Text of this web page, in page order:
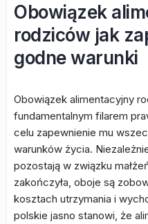
Obowiązek
rodziców jak
godne warunki
Obowiązek alimentacyjny
fundamentalnym filarem
celu zapewnienie mu
warunków życia.
pozostają w związku
zakończyła, oboje są
kosztach utrzymania i
polskie jasno stanowi, że